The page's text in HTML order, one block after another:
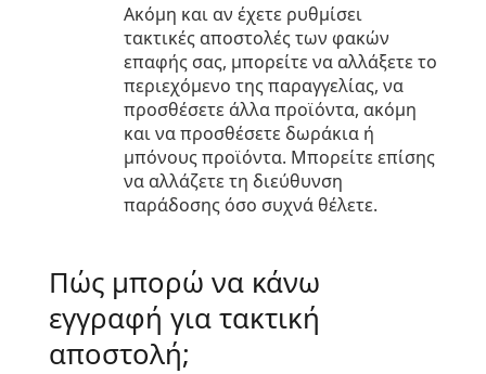
Ακόμη και αν έχετε ρυθμίσει
τακτικές αποστολές των φακών
επαφής σας, μπορείτε να αλλάξετε το
περιεχόμενο της παραγγελίας, να
προσθέσετε άλλα προϊόντα, ακόμη
και να προσθέσετε δωράκια ή
μπόνους προϊόντα. Μπορείτε επίσης
να αλλάζετε τη διεύθυνση
παράδοσης όσο συχνά θέλετε.
Πώς μπορώ να κάνω
εγγραφή για τακτική
αποστολή;